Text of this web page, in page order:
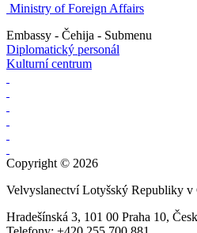
Ministry of Foreign Affairs
Embassy - Čehija - Submenu
Diplomatický personál
Kulturní centrum
Copyright © 2026
Velvyslanectví Lotyšský Republiky v
Hradešínská 3, 101 00 Praha 10,